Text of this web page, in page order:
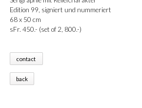
Edition 99, signiert und nummeriert
68 x 50 cm
sFr. 450.- (set of 2, 800.-)
contact
back